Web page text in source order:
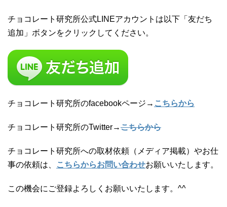
チョコレート研究所公式LINEアカウントは以下「友だち
追加」ボタンをクリックしてください。
チョコレート研究所のfacebookページ→ こちらから
チョコレート研究所のTwitter→こちらから
チョコレート研究所への取材依頼（メディア掲載）やお仕
事の依頼は、
こちらからお問い合わせお願いいたします。
この機会にご登録よろしくお願いいたします。^^